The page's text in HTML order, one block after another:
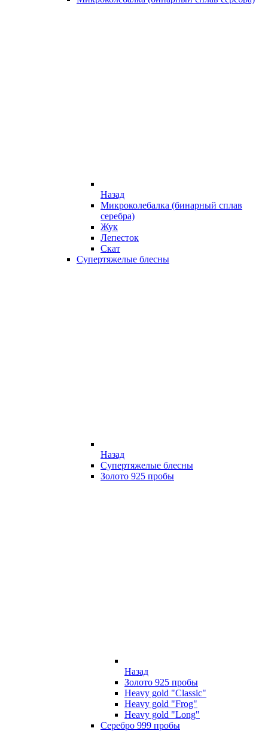
Назад
Микроколебалка (бинарный сплав
серебра)
Жук
Лепесток
Скат
Супертяжелые блесны
Назад
Супертяжелые блесны
Золото 925 пробы
Назад
Золото 925 пробы
Heavy gold "Classic"
Heavy gold "Frog"
Heavy gold "Long"
Серебро 999 пробы